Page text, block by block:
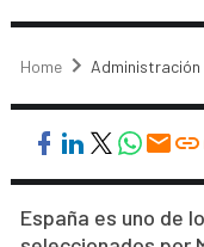
Home Administración
España es uno de